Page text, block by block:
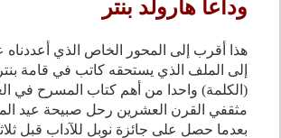
وداعا هارولد بنتر
هذا أقرب إلى المحور الخاص الذي
إلى الملف الذي يستحقه كاتب في قامة
(الكلمة) واحدا من أهم كتاب المسرح في
مثقفي القرن العشرين رحل صبيحة عيد
بعدما حصل على جائزة نوبل للآداب قبل